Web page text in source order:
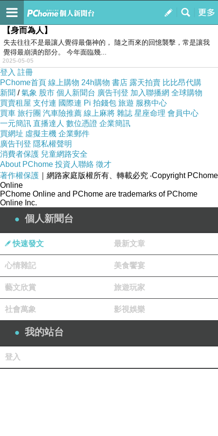
我的
訂閱
【一個人】
【身而為人】
失去往往不是最讓人覺得最傷神的， 隨之而來的回憶襲擊，常是讓我
覺得最崩潰的部分。 今年面臨幾...
2025-05-05
登入 註冊
PChome首頁 線上購物 24h購物 書店 露天拍賣 比比昂代購
新聞 /氣象 股市 個人新聞台 廣告刊登 加入聯播網 全球購物
買賣租屋 支付連 國際連 Pi 拍錢包 旅遊 服務中心
買車 旅行團 汽車險推薦 線上麻將 雜誌 星座命理 會員中心
一元簡訊 直播達人 數位憑證 企業簡訊
買網址 虛擬主機 企業郵件
廣告刊登 隱私權聲明
消費者保護 兒童網路安全
About PChome 投資人聯絡 徵才
著作權保護 ｜網路家庭版權所有、轉載必究 ‧Copyright PChome
Online
PChome Online and PChome are trademarks of PChome
Online Inc.
個人新聞台
快速發文 最新文章
心情雜記 美食饗宴
藝文欣賞 旅遊玩家
社會萬象 影視娛樂
我的站台
登入